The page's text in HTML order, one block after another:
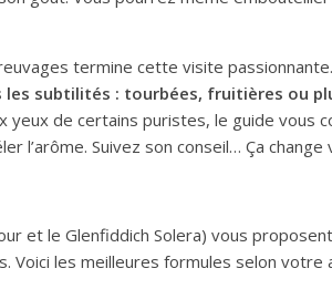
termine cette visite passionnante.
subtilités : tourbées, fruitières ou
yeux de certains puristes, le guide vous
l’arôme. Suivez son conseil… Ça
et le Glenfiddich Solera) vous
Voici les meilleures formules selon votre